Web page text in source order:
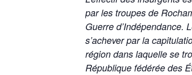
par les troupes de
Guerre d’Indépendance.
s’achever par la
région dans laquelle se
République fédérée des